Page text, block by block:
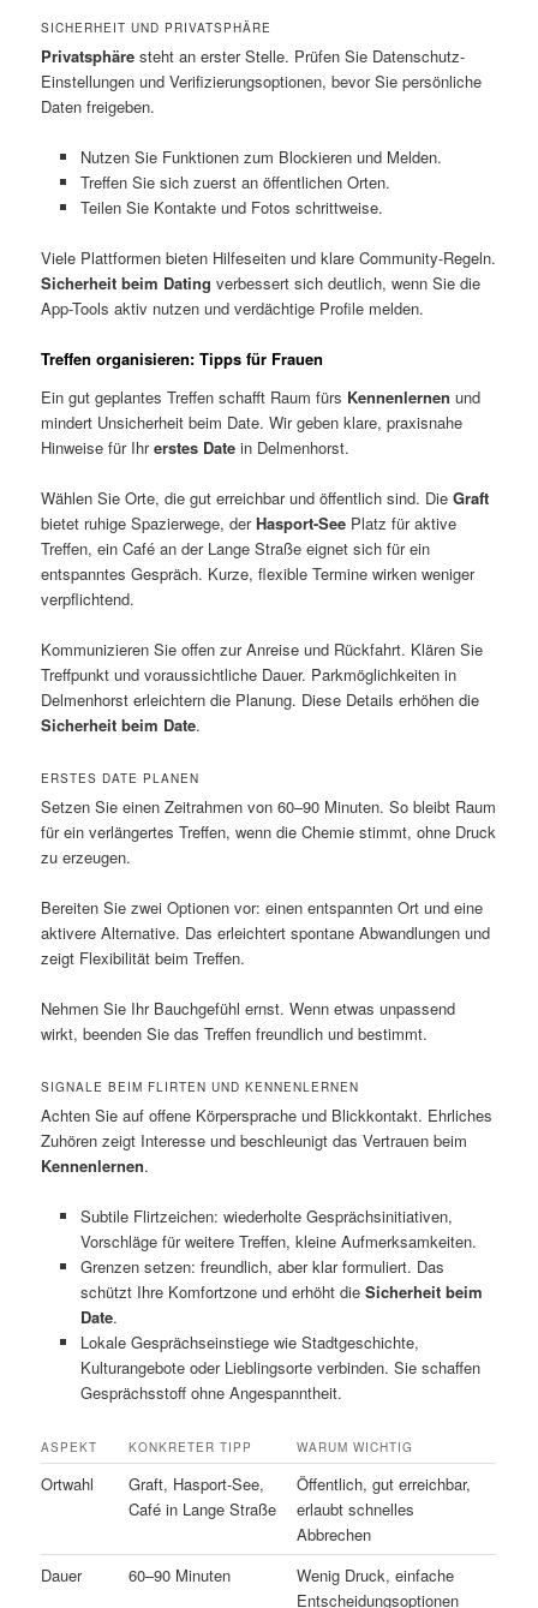
SICHERHEIT UND PRIVATSPHÄRE
Privatsphäre steht an erster Stelle. Prüfen Sie Datenschutz-
Einstellungen und Verifizierungsoptionen, bevor Sie persönliche
Daten freigeben.
Nutzen Sie Funktionen zum Blockieren und Melden.
Treffen Sie sich zuerst an öffentlichen Orten.
Teilen Sie Kontakte und Fotos schrittweise.
Viele Plattformen bieten Hilfeseiten und klare Community-Regeln.
Sicherheit beim Dating verbessert sich deutlich, wenn Sie die
App-Tools aktiv nutzen und verdächtige Profile melden.
Treffen organisieren: Tipps für Frauen
Ein gut geplantes Treffen schafft Raum fürs Kennenlernen und
mindert Unsicherheit beim Date. Wir geben klare, praxisnahe
Hinweise für Ihrerstes Date in Delmenhorst.
Wählen Sie Orte, die gut erreichbar und öffentlich sind. DieGraft
bietet ruhige Spazierwege, derHasport-See Platz für aktive
Treffen, ein Café an der Lange Straße eignet sich für ein
entspanntes Gespräch. Kurze, flexible Termine wirken weniger
verpflichtend.
Kommunizieren Sie offen zur Anreise und Rückfahrt. Klären Sie
Treffpunkt und voraussichtliche Dauer. Parkmöglichkeiten in
Delmenhorst erleichtern die Planung. Diese Details erhöhen die
Sicherheit beim Date.
ERSTES DATE PLANEN
Setzen Sie einen Zeitrahmen von 60–90 Minuten. So bleibt Raum
für ein verlängertes Treffen, wenn die Chemie stimmt, ohne Druck
zu erzeugen.
Bereiten Sie zwei Optionen vor: einen entspannten Ort und eine
aktivere Alternative. Das erleichtert spontane Abwandlungen und
zeigt Flexibilität beim Treffen.
Nehmen Sie Ihr Bauchgefühl ernst. Wenn etwas unpassend
wirkt, beenden Sie das Treffen freundlich und bestimmt.
SIGNALE BEIM FLIRTEN UND KENNENLERNEN
Achten Sie auf offene Körpersprache und Blickkontakt. Ehrliches
Zuhören zeigt Interesse und beschleunigt das Vertrauen beim
Kennenlernen.
Subtile Flirtzeichen: wiederholte Gesprächsinitiativen,
Vorschläge für weitere Treffen, kleine Aufmerksamkeiten.
Grenzen setzen: freundlich, aber klar formuliert. Das
schützt Ihre Komfortzone und erhöht die Sicherheit beim
Date.
Lokale Gesprächseinstiege wie Stadtgeschichte,
Kulturangebote oder Lieblingsorte verbinden. Sie schaffen
Gesprächsstoff ohne Angespanntheit.
ASPEKT KONKRETER TIPP WARUM WICHTIG
Ortwahl
Graft, Hasport-See,
Café in Lange Straße
Öffentlich, gut erreichbar,
erlaubt schnelles
Abbrechen
Dauer
60–90 Minuten
Wenig Druck, einfache
Entscheidungsoptionen